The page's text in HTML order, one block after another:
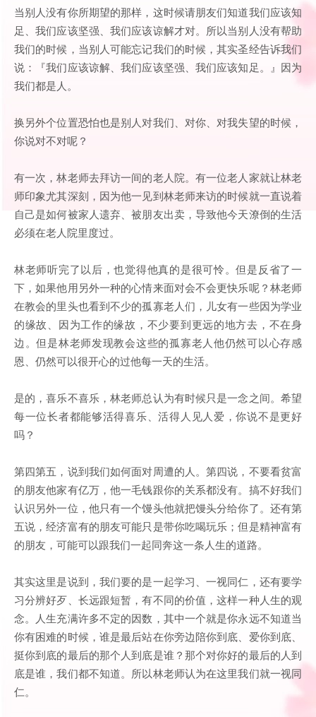
当别人没有你所期望的那样，这时候请朋友们知道我们应该知
足、我们应该坚强、我们应该谅解才对。所以当别人没有帮助
我们的时候，当别人可能忘记我们的时候，其实圣经告诉我们
说：『我们应该谅解、我们应该坚强、我们应该知足。』因为
我们都是人。
换另外个位置恐怕也是别人对我们、对你、对我失望的时候，
你说对不对呢？
有一次，林老师去拜访一间的老人院。有一位老人家就让林老
师印象尤其深刻，因为他一见到林老师来访的时候就一直说着
自己是如何被家人遗弃、被朋友出卖，导致他今天潦倒的生活
必须在老人院里度过。
林老师听完了以后，也觉得他真的是很可怜。但是反省了一
下，如果他用另外一种的心情来面对会不会更快乐呢？林老师
在教会的里头也看到不少的孤寡老人们，儿女有一些因为学业
的缘故、因为工作的缘故，不少要到更远的地方去，不在身
边。但是林老师发现教会这些的孤寡老人他仍然可以心存感
恩、仍然可以很开心的过他每一天的生活。
是的，喜乐不喜乐，林老师总认为有时候只是一念之间。希望
每一位长者都能够活得喜乐、活得人见人爱，你说不是更好
吗？
第四第五，说到我们如何面对周遭的人。第四说，不要看贫富
的朋友他家有亿万，他一毛钱跟你的关系都没有。搞不好我们
认识另外一位，他只有一个馒头他就把馒头分给你了。还有第
五说，经济富有的朋友可能只是带你吃喝玩乐；但是精神富有
的朋友，可能可以跟我们一起同奔这一条人生的道路。
其实这里是说到，我们要的是一起学习、一视同仁，还有要学
习分辨好歹、长远跟短暂，有不同的价值，这样一种人生的观
念。人生充满许多不定的因数，其中一个就是你永远不知道当
你有困难的时候，谁是最后站在你旁边陪你到底、爱你到底、
挺你到底的最后的那个人到底是谁？那个对你好的最后的人到
底是谁，我们都不知道。所以林老师认为在这里我们就一视同
仁。